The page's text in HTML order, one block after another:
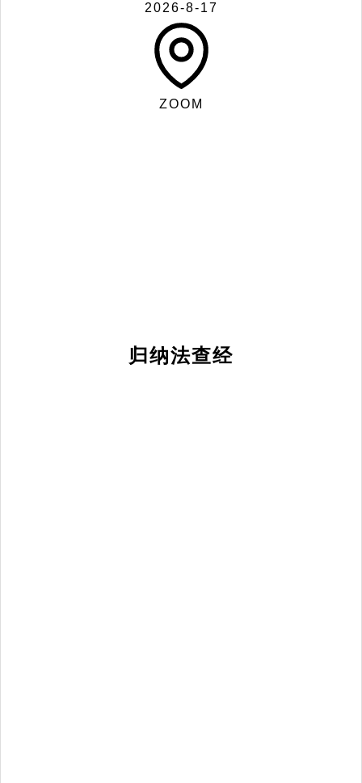
2026-8-17
ZOOM
归纳法查经